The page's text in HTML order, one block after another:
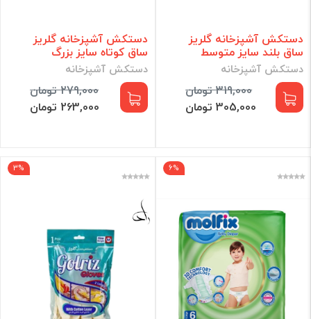
دستکش آشپزخانه گلریز
ساق بلند سایز متوسط
دستکش آشپزخانه
319,000 تومان
305,000 تومان
دستکش آشپزخانه گلریز
ساق کوتاه سایز بزرگ
دستکش آشپزخانه
279,000 تومان
263,000 تومان
6%
3%